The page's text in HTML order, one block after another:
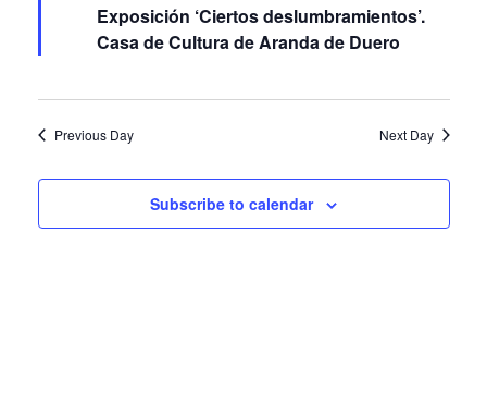
Exposición ‘Ciertos deslumbramientos’.
Casa de Cultura de Aranda de Duero
Previous Day Next Day
Subscribe to calendar